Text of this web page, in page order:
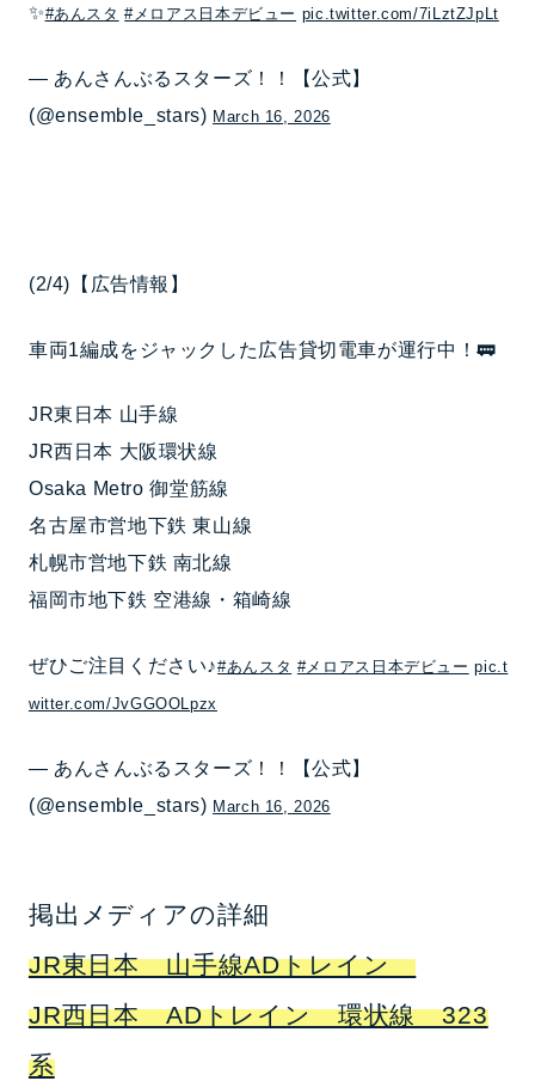
✨️#あんスタ #メロアス日本デビュー pic.twitter.com/7iLztZJpLt
— あんさんぶるスターズ！！【公式】
(@ensemble_stars) March 16, 2026
(2/4)【広告情報】
車両1編成をジャックした広告貸切電車が運行中！🚃
JR東日本 山手線
JR西日本 大阪環状線
Osaka Metro 御堂筋線
名古屋市営地下鉄 東山線
札幌市営地下鉄 南北線
福岡市地下鉄 空港線・箱崎線
ぜひご注目ください♪#あんスタ #メロアス日本デビュー pic.t
witter.com/JvGGOOLpzx
— あんさんぶるスターズ！！【公式】
(@ensemble_stars) March 16, 2026
掲出メディアの詳細
JR東日本 山手線ADトレイン
JR西日本 ADトレイン 環状線 323
系